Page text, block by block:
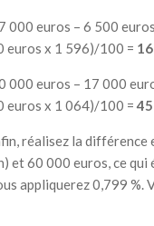
000 euros – 6 500
euros x 1 596)/100 =
000 euros – 17 000
euros x 1 064)/100 =
réalisez la
et 60 000 euros, ce qui
appliquerez 0,799 %.